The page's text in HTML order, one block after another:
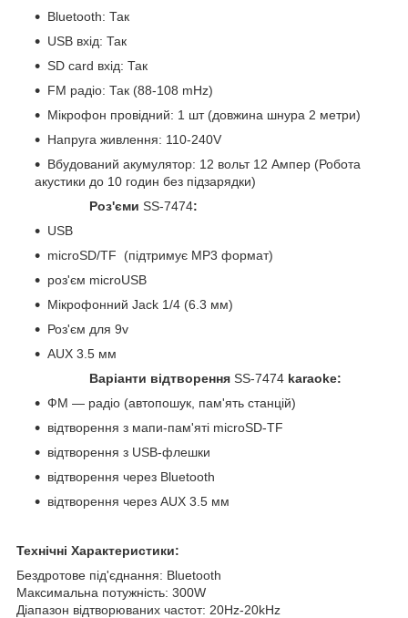
Bluetooth: Так
USB вхід: Так
SD card вхід: Так
FM радіо: Так (88-108 mHz)
Мікрофон провідний: 1 шт (довжина шнура 2 метри)
Напруга живлення: 110-240V
Вбудований акумулятор: 12 вольт 12 Ампер (Робота
акустики до 10 годин без підзарядки)
Роз'єми SS-7474:
USB
microSD/TF (підтримує MP3 формат)
роз'єм microUSB
Мікрофонний Jack 1/4 (6.3 мм)
Роз'єм для 9v
AUX 3.5 мм
Варіанти відтворення SS-7474 karaoke:
ФМ — радіо (автопошук, пам'ять станцій)
відтворення з мапи-пам'яті microSD-TF
відтворення з USB-флешки
відтворення через Bluetooth
відтворення через AUX 3.5 мм
Технічні Характеристики:
Бездротове під'єднання: Bluetooth
Максимальна потужність: 300W
Діапазон відтворюваних частот: 20Hz-20kHz